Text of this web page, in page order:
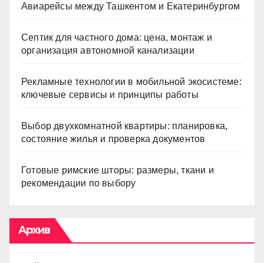
Авиарейсы между Ташкентом и Екатеринбургом
Септик для частного дома: цена, монтаж и
организация автономной канализации
Рекламные технологии в мобильной экосистеме:
ключевые сервисы и принципы работы
Выбор двухкомнатной квартиры: планировка,
состояние жилья и проверка документов
Готовые римские шторы: размеры, ткани и
рекомендации по выбору
Архив